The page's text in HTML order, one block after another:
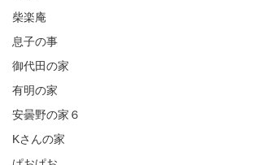
柴楽庵
息子の事
御代田の家
有明の家
安曇野の家６
Kさんの家